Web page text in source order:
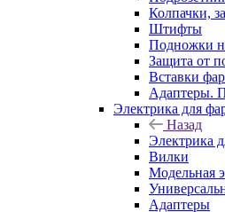
Колпачки,
Штифты
Подножки
Защита от
Вставки
Адаптеры.
Электрика для
Назад
Электрика
Вилки
Модельная
Адаптеры